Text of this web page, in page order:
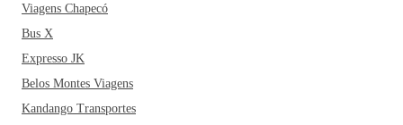
Viagens Chapecó
Bus X
Expresso JK
Belos Montes Viagens
Kandango Transportes